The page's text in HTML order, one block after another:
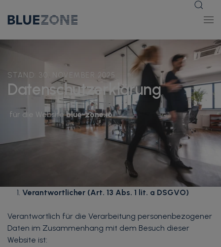
STAND: 30. NOVEMBER 2025
Datenschutzerklärung
für die Websiteblue-zone.io
Verantwortlicher (Art. 13 Abs. 1 lit. a DSGVO)
Verantwortlich für die Verarbeitung personenbezogener
Daten im Zusammenhang mit dem Besuch dieser
Website ist: